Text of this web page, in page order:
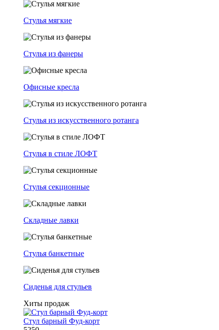
Стулья мягкие
Стулья из фанеры
Офисные кресла
Стулья из искусственного ротанга
Стулья в стиле ЛОФТ
Стулья секционные
Складные лавки
Стулья банкетные
Сиденья для стульев
Хиты продаж
Стул барный Фуд-корт